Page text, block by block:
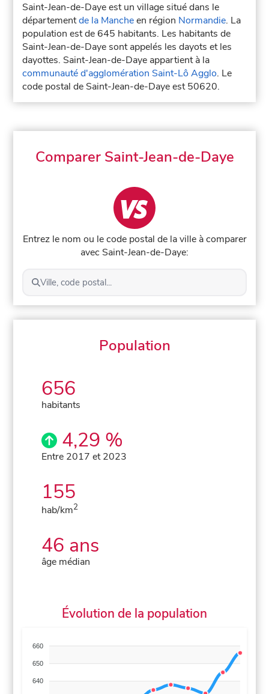
Saint-Jean-de-Daye est un village situé dans le
départementde la Mancheen région Normandie. La
population est de 645 habitants. Les habitants de
Saint-Jean-de-Daye sont appelés les dayots et les
dayottes. Saint-Jean-de-Daye appartient à la
communauté d'agglomération Saint-Lô Agglo. Le
code postal de Saint-Jean-de-Daye est 50620.
Comparer Saint-Jean-de-Daye
Entrez le nom ou le code postal de la ville à comparer
avec Saint-Jean-de-Daye:
Ville, code postal...
Population
656
habitants
4,29 %
Entre 2017 et 2023
155
hab/km2
46 ans
âge médian
Évolution de la population
660
650
640